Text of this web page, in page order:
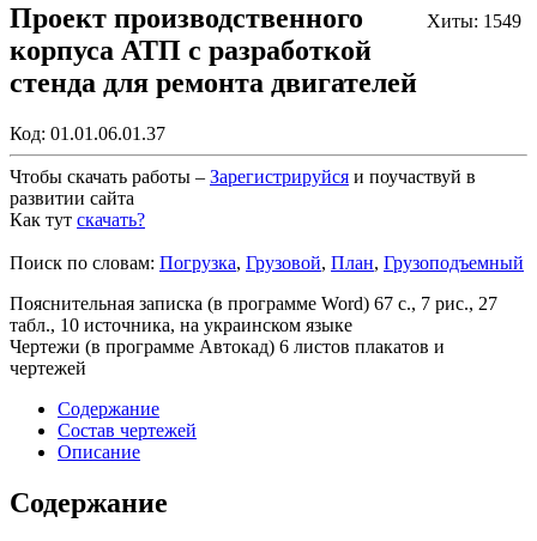
Хиты: 1549
Проект производственного
корпуса АТП с разработкой
стенда для ремонта двигателей
Код: 01.01.06.01.37
Чтобы скачать работы – Зарегистрируйся и поучаствуй в
развитии сайта
Как тут скачать?
Поиск по словам: Погрузка, Грузовой, План, Грузоподъемный
Пояснительная записка (в программе Word) 67 с., 7 рис., 27
табл., 10 источника, на украинском языке
Чертежи (в программе Автокад) 6 листов плакатов и
чертежей
Содержание
Состав чертежей
Описание
Содержание